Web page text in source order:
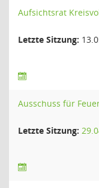
Aufsichtsrat
Letzte Sitzung:
Ausschuss für
Letzte Sitzung: